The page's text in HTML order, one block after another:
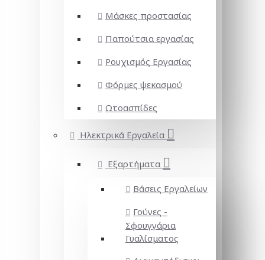
Μάσκες προστασίας
Παπούτσια εργασίας
Ρουχισμός Εργασίας
Φόρμες ψεκασμού
Ωτοασπίδες
Ηλεκτρικά Εργαλεία
Εξαρτήματα
Βάσεις Εργαλείων
Γούνες -
Σφουγγάρια
Γυαλίσματος